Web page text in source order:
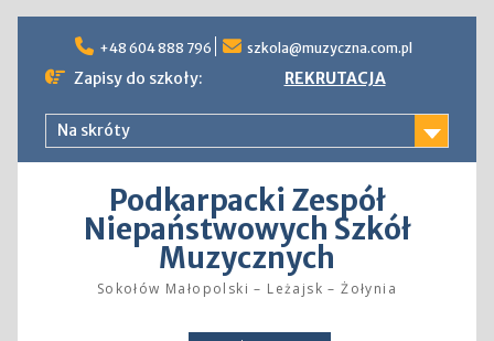
content
+48 604 888 796 szkola@muzyczna.com.pl
Zapisy do szkoły: REKRUTACJA
Na skróty
Podkarpacki Zespół
Niepaństwowych Szkół
Muzycznych
Sokołów Małopolski – Leżajsk – Żołynia